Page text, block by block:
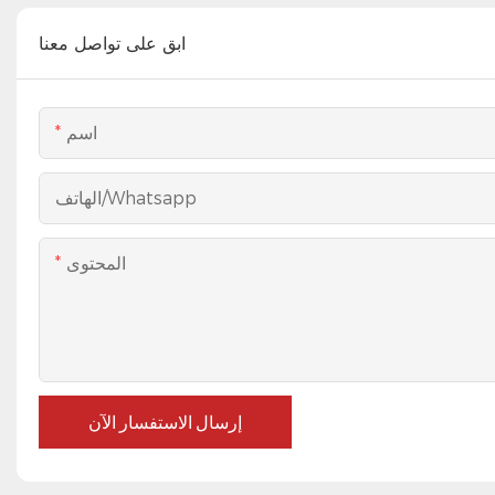
ابق على تواصل معنا
اسم
الهاتف/whatsapp
المحتوى
إرسال الاستفسار الآن